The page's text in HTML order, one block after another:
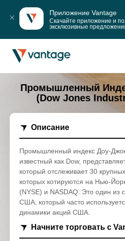
Приложение Vantage
Скачайте приложение и
эксклюзивные
Промышленный
(Dow Jones
Описание
Промышленный индекс Доу-
известный как Dow,
который отслеживает 30
которых котируются на Нью-
(NYSE) и NASDAQ. Это один из
США, который часто
динамики акций США.
Начните торговать с